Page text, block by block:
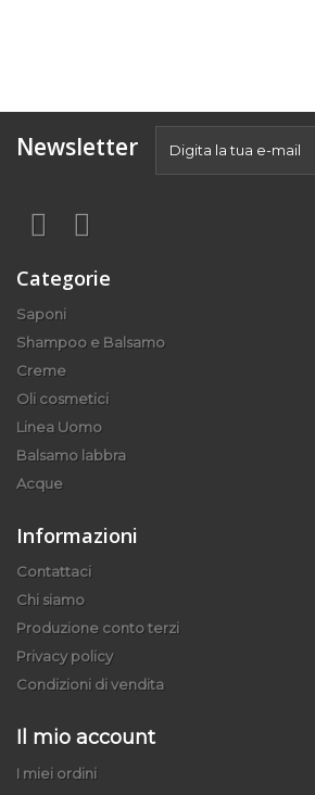
Newsletter
Categorie
Saponi
Shampoo e Balsamo
Creme
Oli cosmetici
Linea Uomo
Balsamo labbra
Acque
Informazioni
Contattaci
Chi siamo
Produzione conto terzi
Privacy policy
Condizioni di vendita
Il mio account
I miei ordini